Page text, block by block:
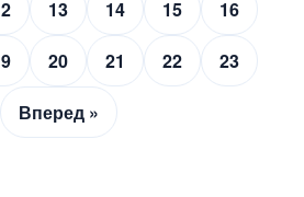
13 14 15 16
20 21 22 23
Вперед »